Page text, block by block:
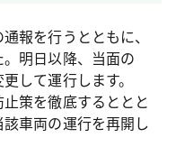
報を行うとともに、
明日以降、当面の
して運行します。
策を徹底するととと
車両の運行を再開し